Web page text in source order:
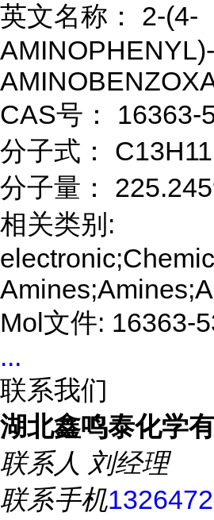
英文名称： 2-(4-
CAS号： 16363-
分子式：
分子量：
相关类别:
Mol文件: 16363-
...
联系我们
湖北鑫鸣泰化学
联系人 刘经理
联系手机